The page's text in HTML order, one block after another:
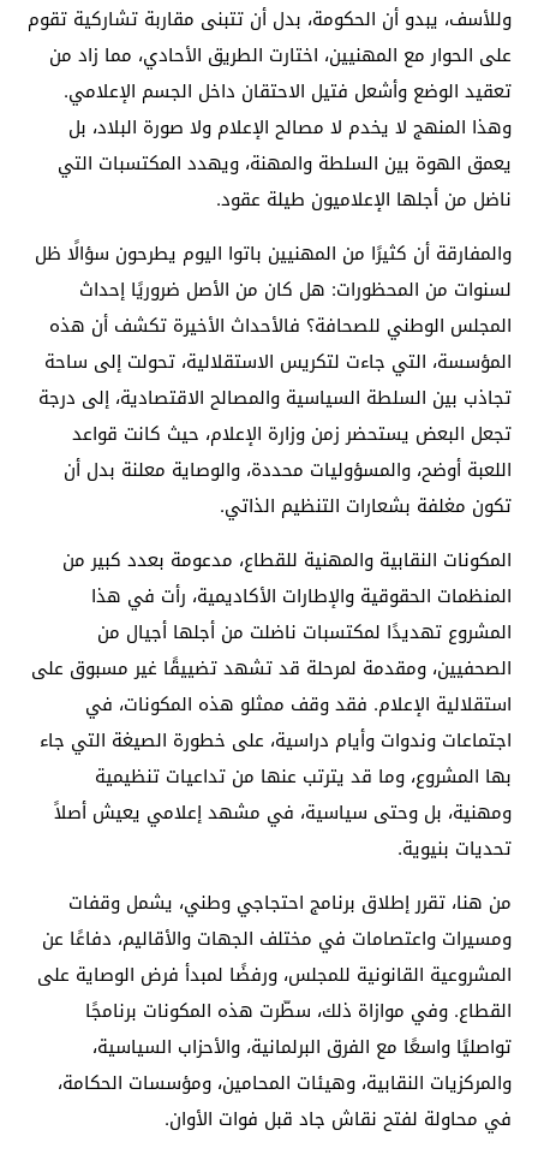
وللأسف، يبدو أن الحكومة، بدل أن تتبنى مقاربة تشاركية تقوم
على الحوار مع المهنيين، اختارت الطريق الأحادي، مما زاد من
تعقيد الوضع وأشعل فتيل الاحتقان داخل الجسم الإعلامي.
وهذا المنهج لا يخدم لا مصالح الإعلام ولا صورة البلاد، بل
يعمق الهوة بين السلطة والمهنة، ويهدد المكتسبات التي
ناضل من أجلها الإعلاميون طيلة عقود.
والمفارقة أن كثيرًا من المهنيين باتوا اليوم يطرحون سؤالًا ظل
لسنوات من المحظورات: هل كان من الأصل ضروريًا إحداث
المجلس الوطني للصحافة؟ فالأحداث الأخيرة تكشف أن هذه
المؤسسة، التي جاءت لتكريس الاستقلالية، تحولت إلى ساحة
تجاذب بين السلطة السياسية والمصالح الاقتصادية، إلى درجة
تجعل البعض يستحضر زمن وزارة الإعلام، حيث كانت قواعد
اللعبة أوضح، والمسؤوليات محددة، والوصاية معلنة بدل أن
تكون مغلفة بشعارات التنظيم الذاتي.
المكونات النقابية والمهنية للقطاع، مدعومة بعدد كبير من
المنظمات الحقوقية والإطارات الأكاديمية، رأت في هذا
المشروع تهديدًا لمكتسبات ناضلت من أجلها أجيال من
الصحفيين، ومقدمة لمرحلة قد تشهد تضييقًا غير مسبوق على
استقلالية الإعلام. فقد وقف ممثلو هذه المكونات، في
اجتماعات وندوات وأيام دراسية، على خطورة الصيغة التي جاء
بها المشروع، وما قد يترتب عنها من تداعيات تنظيمية
ومهنية، بل وحتى سياسية، في مشهد إعلامي يعيش أصلاً
تحديات بنيوية.
من هنا، تقرر إطلاق برنامج احتجاجي وطني، يشمل وقفات
ومسيرات واعتصامات في مختلف الجهات والأقاليم، دفاعًا عن
المشروعية القانونية للمجلس، ورفضًا لمبدأ فرض الوصاية على
القطاع. وفي موازاة ذلك، سطّرت هذه المكونات برنامجًا
تواصليًا واسعًا مع الفرق البرلمانية، والأحزاب السياسية،
والمركزيات النقابية، وهيئات المحامين، ومؤسسات الحكامة،
في محاولة لفتح نقاش جاد قبل فوات الأوان.